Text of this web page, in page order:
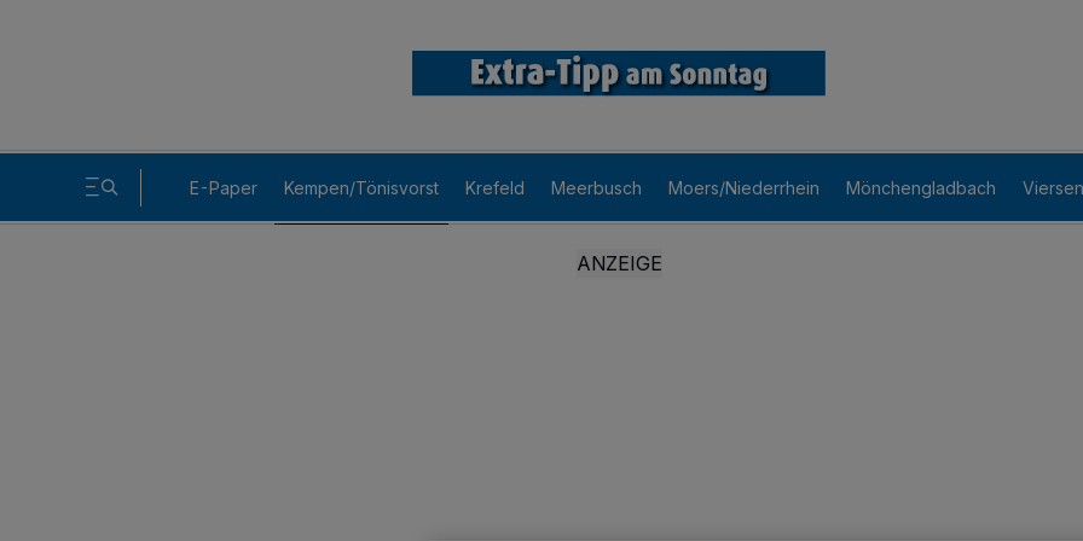
E-Paper Kempen/Tönisvorst Krefeld Meerbusch Moers/Niederrhein Mönchengladbach Viersen